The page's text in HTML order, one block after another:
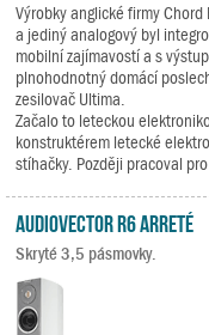
Výrobky anglické firmy
a jediný analogový byl
mobilní zajímavostí a s
plnohodnotný domácí
zesilovač Ultima.
Začalo to leteckou
konstruktérem letecké
stíhačky. Později pracoval pro
Audiovector R6 Arreté
Skryté 3,5 pásmovky.